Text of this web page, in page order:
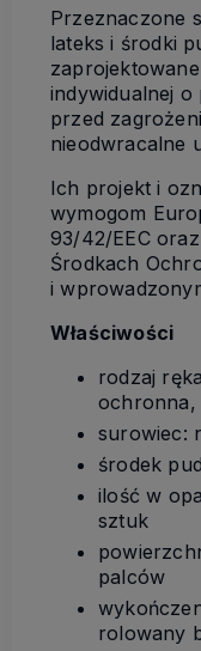
Przeznaczone
lateks i środki
indywidualnej
przed
nieodwracalne
Ich projekt i
wymogom
93/42/EEC
Środkach
i
Właściwości
rodzaj
ochronna,
surowiec:
środek
ilość w
sztuk
palców
rolowany